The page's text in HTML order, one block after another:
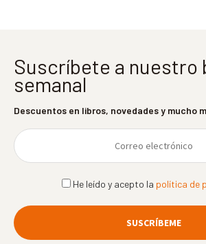
Suscríbete a nuestro
semanal
Descuentos en libros, novedades y mucho
He leído y acepto la política de